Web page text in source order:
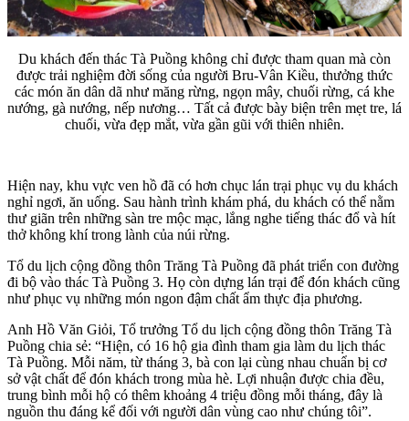
Du khách đến thác Tà Puồng không chỉ được tham quan mà còn
được trải nghiệm đời sống của người Bru-Vân Kiều, thưởng thức
các món ăn dân dã như măng rừng, ngọn mây, chuối rừng, cá khe
nướng, gà nướng, nếp nương… Tất cả được bày biện trên mẹt tre, lá
chuối, vừa đẹp mắt, vừa gần gũi với thiên nhiên.
Hiện nay, khu vực ven hồ đã có hơn chục lán trại phục vụ du khách
nghỉ ngơi, ăn uống. Sau hành trình khám phá, du khách có thể nằm
thư giãn trên những sàn tre mộc mạc, lắng nghe tiếng thác đổ và hít
thở không khí trong lành của núi rừng.
Tổ du lịch cộng đồng thôn Trăng Tà Puồng đã phát triển con đường
đi bộ vào thác Tà Puồng 3. Họ còn dựng lán trại để đón khách cũng
như phục vụ những món ngon đậm chất ẩm thực địa phương.
Anh Hồ Văn Giỏi, Tổ trưởng Tổ du lịch cộng đồng thôn Trăng Tà
Puồng chia sẻ: “Hiện, có 16 hộ gia đình tham gia làm du lịch thác
Tà Puồng. Mỗi năm, từ tháng 3, bà con lại cùng nhau chuẩn bị cơ
sở vật chất để đón khách trong mùa hè. Lợi nhuận được chia đều,
trung bình mỗi hộ có thêm khoảng 4 triệu đồng mỗi tháng, đây là
nguồn thu đáng kể đối với người dân vùng cao như chúng tôi”.